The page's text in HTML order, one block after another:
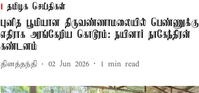
தமிழக செய்திகள்
புனித பூமியான திருவண்ணாமலையில் பெண்ணுக்கு
எதிராக அரங்கேறிய கொடூரம்: நயினார் நாகேந்திரன்
கண்டனம்
தினத்தந்தி 02 Jun 2026 1 min read